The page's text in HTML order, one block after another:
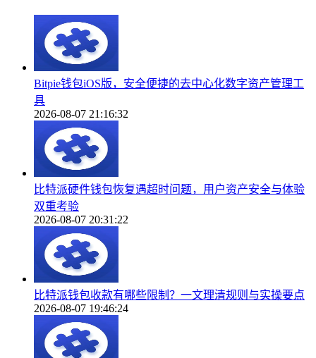
Bitpie钱包iOS版，安全便捷的去中心化数字资产管理工
具
2026-08-07 21:16:32
比特派硬件钱包恢复遇超时问题，用户资产安全与体验
双重考验
2026-08-07 20:31:22
比特派钱包收款有哪些限制？一文理清规则与实操要点
2026-08-07 19:46:24